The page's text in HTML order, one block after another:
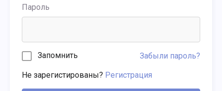
Пароль
Запомнить Забыли пароль?
Не зарегистированы? Регистрация